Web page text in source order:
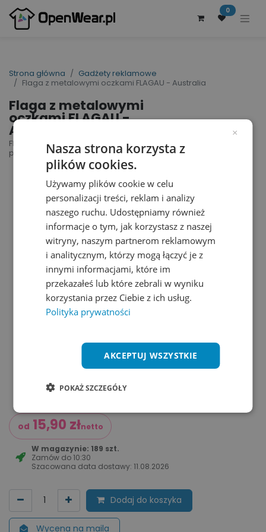
0
Strona główna
Gadżety reklamowe
Flaga z metalowymi oczkami FLAGAU - Australia
Flaga z metalowymi
oczkami FLAGAU -
Australia
Flag Australia | nr art.: FLAGAU | nr art.
producenta: FLAGAU
od 15,90 złnetto
W magazynie: 189 szt.
Zamów do10:30
Szacowana data dostawy:11.08.2026
Dodaj do koszyka
Wycena na maila
×
Nasza strona korzysta z
plików cookies.
Używamy plików cookie w celu
personalizacji treści, reklam i analizy
naszego ruchu. Udostępniamy również
informacje o tym, jak korzystasz z naszej
witryny, naszym partnerom reklamowym
i analitycznym, którzy mogą łączyć je z
innymi informacjami, które im
przekazałeś lub które zebrali w wyniku
korzystania przez Ciebie z ich usług.
Polityka prywatności
AKCEPTUJ WSZYSTKIE
POKAŻ SZCZEGÓŁY